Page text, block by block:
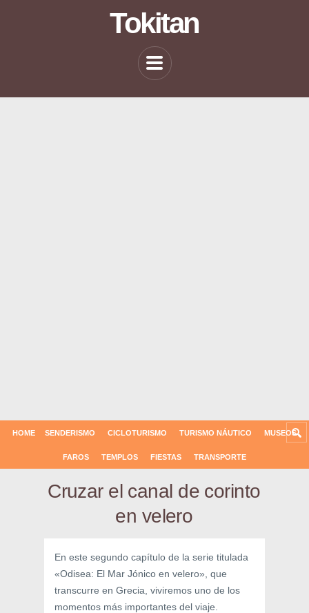
Tokitan
HOME SENDERISMO CICLOTURISMO TURISMO NÁUTICO MUSEOS
FAROS TEMPLOS FIESTAS TRANSPORTE
Cruzar el canal de corinto
en velero
En este segundo capítulo de la serie titulada
«Odisea: El Mar Jónico en velero», que
transcurre en Grecia, viviremos uno de los
momentos más importantes del viaje.